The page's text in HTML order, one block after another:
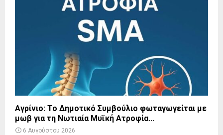
Αγρίνιο: Το Δημοτικό Συμβούλιο φωταγωγείται με
μωβ για τη Νωτιαία Μυϊκή Ατροφία...
6 Αυγούστου 2026